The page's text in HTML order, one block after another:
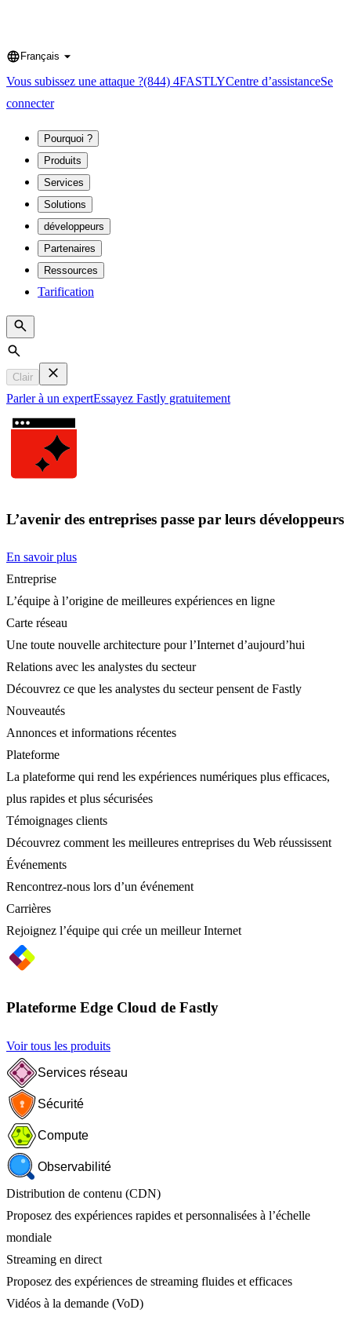
Language
Français
Vous subissez une attaque ?(844) 4FASTLYCentre d’assistanceSe
connecter
Pourquoi ?
Produits
Services
Solutions
développeurs
Partenaires
Ressources
Tarification
Search
Clair
Parler à un expertEssayez Fastly gratuitement
L’avenir des entreprises passe par leurs développeurs
En savoir plus
Entreprise
L’équipe à l’origine de meilleures expériences en ligne
Carte réseau
Une toute nouvelle architecture pour l’Internet d’aujourd’hui
Relations avec les analystes du secteur
Découvrez ce que les analystes du secteur pensent de Fastly
Nouveautés
Annonces et informations récentes
Plateforme
La plateforme qui rend les expériences numériques plus efficaces,
plus rapides et plus sécurisées
Témoignages clients
Découvrez comment les meilleures entreprises du Web réussissent
Événements
Rencontrez-nous lors d’un événement
Carrières
Rejoignez l’équipe qui crée un meilleur Internet
Plateforme Edge Cloud de Fastly
Voir tous les produits
Services réseau
Sécurité
Compute
Observabilité
Distribution de contenu (CDN)
Proposez des expériences rapides et personnalisées à l’échelle
mondiale
Streaming en direct
Proposez des expériences de streaming fluides et efficaces
Vidéos à la demande (VoD)